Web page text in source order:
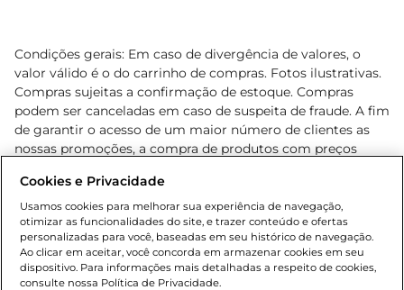
Condições gerais: Em caso de divergência de valores, o
valor válido é o do carrinho de compras. Fotos ilustrativas.
Compras sujeitas a confirmação de estoque. Compras
podem ser canceladas em caso de suspeita de fraude. A fim
de garantir o acesso de um maior número de clientes as
nossas promoções, a compra de produtos com preços
cliente. Os preços, ofertas e condições são exclusivos para
o e-commerce e válidos durante o dia de hoje, podendo
sofrer alterações sem prévia notificação. Proibida a venda
de bebidas alcoólicas para menores de 18 anos, conforme
Lei n.º 8069/90, art. 81, inciso II (Estatuto da Criança e do
Adolescente). Preços e condições exclusivos para o
Cookies e Privacidade
Usamos cookies para melhorar sua experiência de navegação,
otimizar as funcionalidades do site, e trazer conteúdo e ofertas
personalizadas para você, baseadas em seu histórico de navegação.
Ao clicar em aceitar, você concorda em armazenar cookies em seu
dispositivo. Para informações mais detalhadas a respeito de cookies,
consulte nossa Política de Privacidade.